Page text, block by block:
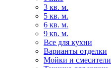
3 кв. м.
5 кв. м.
6 кв. м.
9 кв. м.
Все для кухни
Варианты отделки
Мойки и смесители